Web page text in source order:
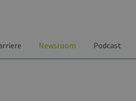
Newsroom Podcast